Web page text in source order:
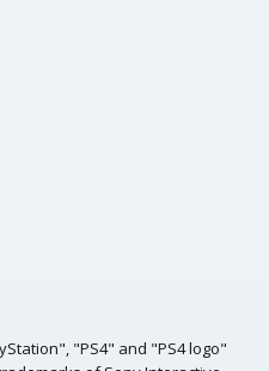
"PS4" and "PS4 logo"